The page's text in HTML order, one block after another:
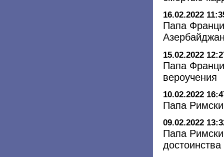
16.02.2022
Папа
15.02.2022
Папа
вероучения
10.02.2022
Папа
09.02.2022
Папа